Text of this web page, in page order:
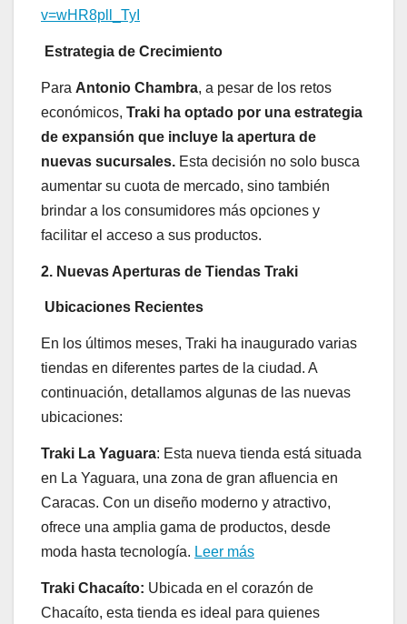
v=wHR8pll_TyI
Estrategia de Crecimiento
Para Antonio Chambra, a pesar de los retos
económicos, Traki ha optado por una estrategia
de expansión que incluye la apertura de
nuevas sucursales. Esta decisión no solo busca
aumentar su cuota de mercado, sino también
brindar a los consumidores más opciones y
facilitar el acceso a sus productos.
2. Nuevas Aperturas de Tiendas Traki
Ubicaciones Recientes
En los últimos meses, Traki ha inaugurado varias
tiendas en diferentes partes de la ciudad. A
continuación, detallamos algunas de las nuevas
ubicaciones:
Traki La Yaguara: Esta nueva tienda está situada
en La Yaguara, una zona de gran afluencia en
Caracas. Con un diseño moderno y atractivo,
ofrece una amplia gama de productos, desde
moda hasta tecnología. Leer más
Traki Chacaíto: Ubicada en el corazón de
Chacaíto, esta tienda es ideal para quienes